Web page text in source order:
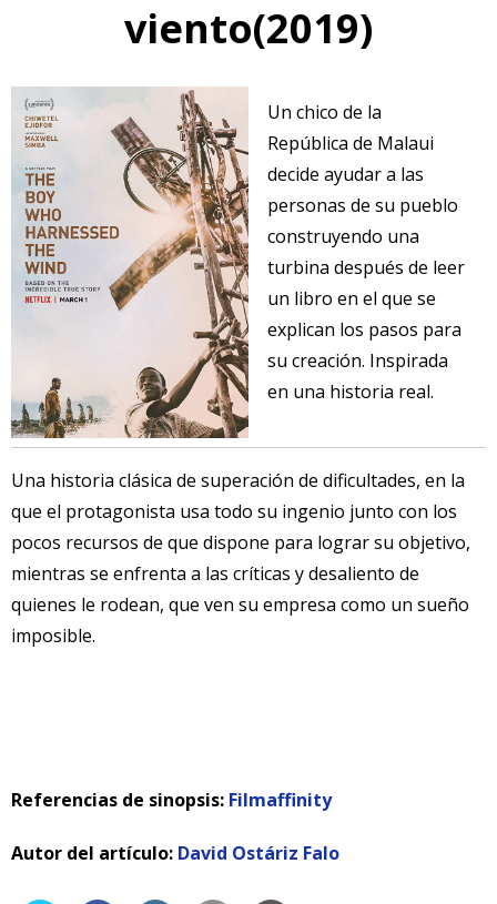
viento(2019)
Un chico de la
República de Malaui
decide ayudar a las
personas de su pueblo
construyendo una
turbina después de leer
un libro en el que se
explican los pasos para
su creación. Inspirada
en una historia real.
Una historia clásica de superación de dificultades, en la
que el protagonista usa todo su ingenio junto con los
pocos recursos de que dispone para lograr su objetivo,
mientras se enfrenta a las críticas y desaliento de
quienes le rodean, que ven su empresa como un sueño
imposible.
Referencias de sinopsis: Filmaffinity
Autor del artículo: David Ostáriz Falo